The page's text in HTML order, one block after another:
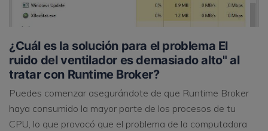
¿Cuál es la solución para el problema El
ruido del ventilador es demasiado alto" al
tratar con Runtime Broker?
Puedes comenzar asegurándote de que Runtime Broker
haya consumido la mayor parte de los procesos de tu
CPU, lo que provocó que el problema de la computadora